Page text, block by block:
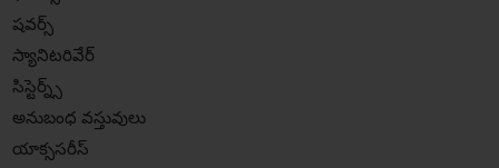
షవర్స్
స్యానిటరివేర్
సిస్టెర్న్స్
అనుబంధ వస్తువులు
యాక్ససరీస్